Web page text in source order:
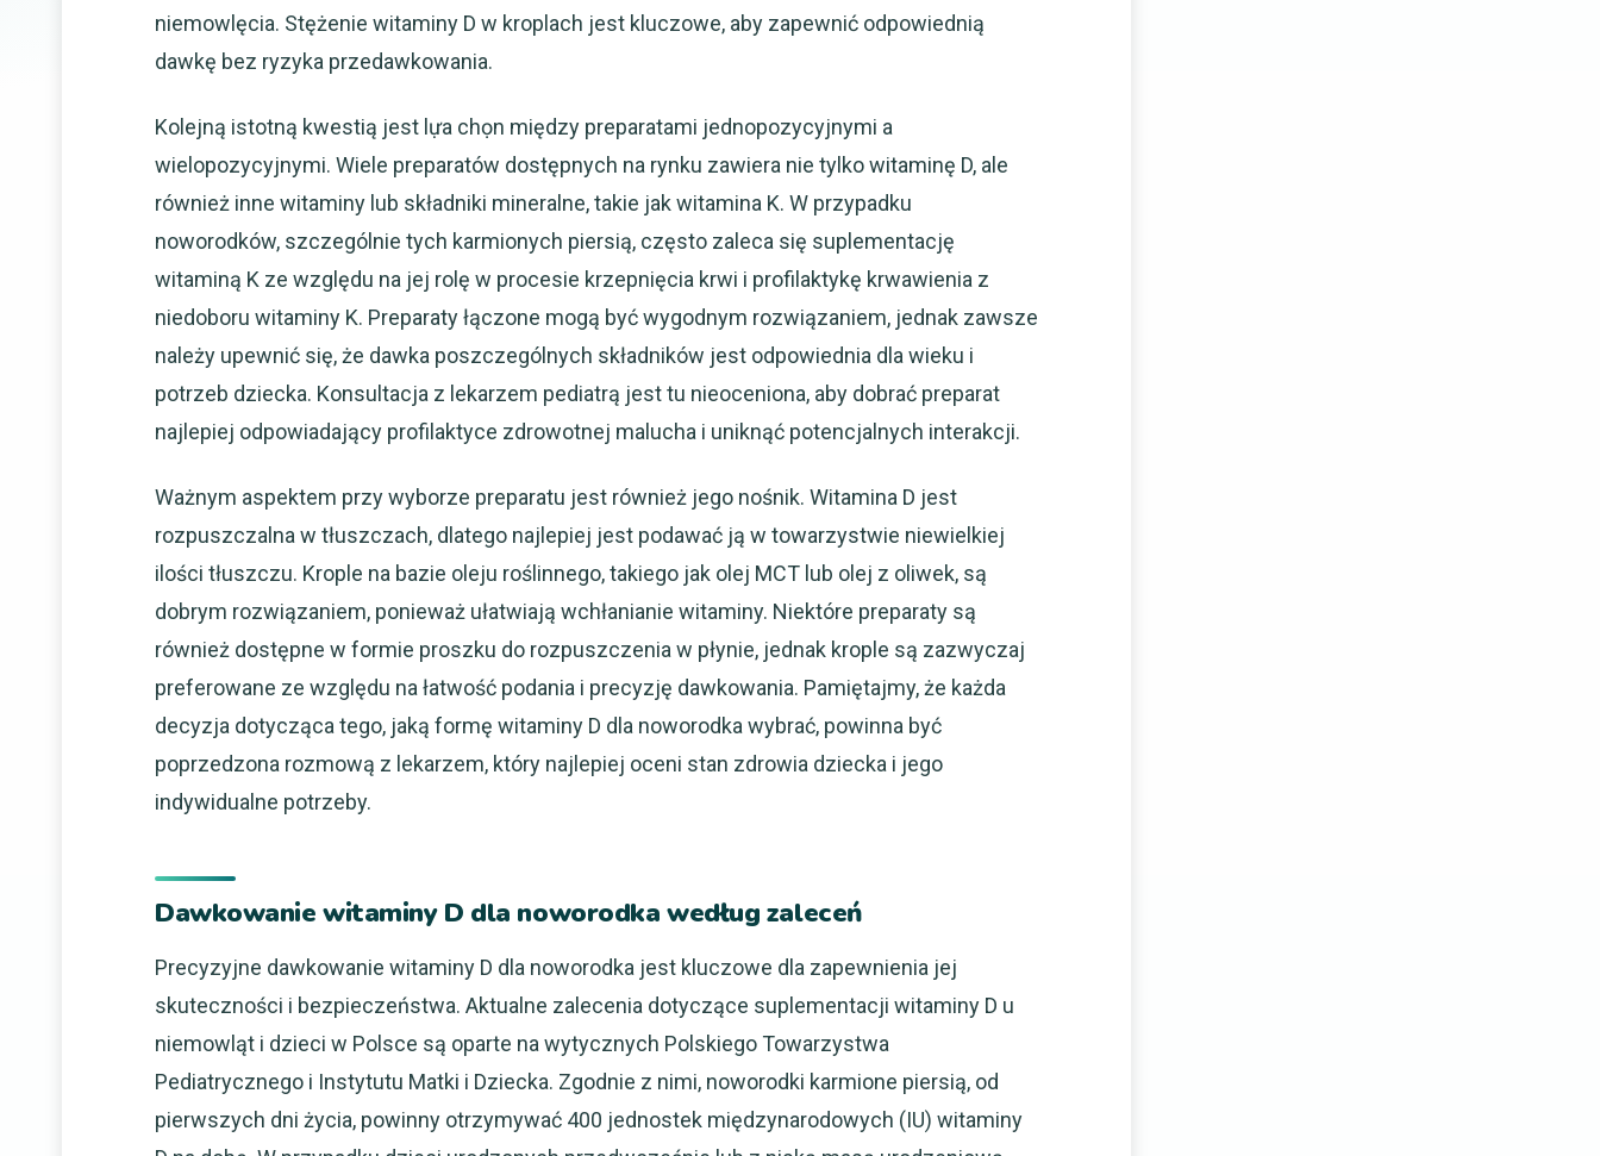
niemowlęcia. Stężenie witaminy D w kroplach jest kluczowe, aby zapewnić odpowiednią
dawkę bez ryzyka przedawkowania.
Kolejną istotną kwestią jest lựa chọn między preparatami jednopozycyjnymi a
wielopozycyjnymi. Wiele preparatów dostępnych na rynku zawiera nie tylko witaminę D, ale
również inne witaminy lub składniki mineralne, takie jak witamina K. W przypadku
noworodków, szczególnie tych karmionych piersią, często zaleca się suplementację
witaminą K ze względu na jej rolę w procesie krzepnięcia krwi i profilaktykę krwawienia z
niedoboru witaminy K. Preparaty łączone mogą być wygodnym rozwiązaniem, jednak zawsze
należy upewnić się, że dawka poszczególnych składników jest odpowiednia dla wieku i
potrzeb dziecka. Konsultacja z lekarzem pediatrą jest tu nieoceniona, aby dobrać preparat
najlepiej odpowiadający profilaktyce zdrowotnej malucha i uniknąć potencjalnych interakcji.
Ważnym aspektem przy wyborze preparatu jest również jego nośnik. Witamina D jest
rozpuszczalna w tłuszczach, dlatego najlepiej jest podawać ją w towarzystwie niewielkiej
ilości tłuszczu. Krople na bazie oleju roślinnego, takiego jak olej MCT lub olej z oliwek, są
dobrym rozwiązaniem, ponieważ ułatwiają wchłanianie witaminy. Niektóre preparaty są
również dostępne w formie proszku do rozpuszczenia w płynie, jednak krople są zazwyczaj
preferowane ze względu na łatwość podania i precyzję dawkowania. Pamiętajmy, że każda
decyzja dotycząca tego, jaką formę witaminy D dla noworodka wybrać, powinna być
poprzedzona rozmową z lekarzem, który najlepiej oceni stan zdrowia dziecka i jego
indywidualne potrzeby.
Dawkowanie witaminy D dla noworodka według zaleceń
Precyzyjne dawkowanie witaminy D dla noworodka jest kluczowe dla zapewnienia jej
skuteczności i bezpieczeństwa. Aktualne zalecenia dotyczące suplementacji witaminy D u
niemowląt i dzieci w Polsce są oparte na wytycznych Polskiego Towarzystwa
Pediatrycznego i Instytutu Matki i Dziecka. Zgodnie z nimi, noworodki karmione piersią, od
pierwszych dni życia, powinny otrzymywać 400 jednostek międzynarodowych (IU) witaminy